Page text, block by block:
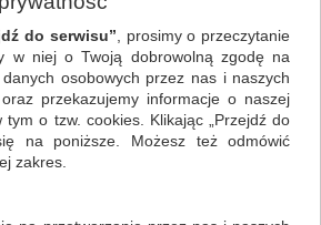
do serwisu” , prosimy o przeczytanie
w niej o Twoją dobrowolną zgodę na
osobowych przez nas i naszych
przekazujemy informacje o naszej
tym o tzw. cookies. Klikając „Przejdź do
na poniższe. Możesz też odmówić
zakres.